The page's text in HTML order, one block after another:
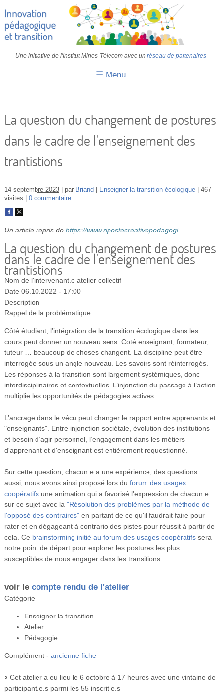
Une initiative de l'Institut Mines-Télécom avec un réseau de partenaires
☰ Menu
Retours d’expériences
Transition
IMT
Vidéos
S’inscrire
Se connecter
La question du changement de postures
dans le cadre de l'enseignement des
trantistions
14 septembre 2023 par Briand Enseigner la transition écologique
467
visites
0 commentaire
Un article repris de https://www.ripostecreativepedagogi...
La question du changement de postures
dans le cadre de l'enseignement des
trantistions
Nom de l'intervenant.e atelier collectif
Date 06.10.2022 - 17:00
Description
Rappel de la problématique
Côté étudiant, l’intégration de la transition écologique dans les
cours peut donner un nouveau sens. Coté enseignant, formateur,
tuteur … beaucoup de choses changent. La discipline peut être
interrogée sous un angle nouveau. Les savoirs sont réinterrogés.
Les réponses à la transition sont largement systémiques, donc
interdisciplinaires et contextuelles. L’injonction du passage à l’action
multiplie les opportunités de pédagogies actives.
L’ancrage dans le vécu peut changer le rapport entre apprenants et
"enseignants". Entre injonction sociétale, évolution des institutions
et besoin d’agir personnel, l’engagement dans les métiers
d'apprenant et d'enseignant est entièrement requestionné.
Sur cette question, chacun.e a une expérience, des questions
aussi, nous avons ainsi proposé lors du forum des usages
coopératifsune animation qui a favorisé l'expression de chacun.e
sur ce sujet avec la "Résolution des problèmes par la méthode de
l'opposé des contraires"en partant de ce qu'il faudrait faire pour
rater et en dégageant à contrario des pistes pour réussit à partir de
cela. Ce brainstorming initié au forum des usages coopératifssera
notre point de départ pour explorer les postures les plus
susceptibles de nous engager dans les transitions.
voir le compte rendu de l'atelier
Catégorie
Enseigner la transition
Atelier
Pédagogie
Complément - ancienne fiche
Cet atelier a eu lieu le 6 octobre à 17 heures avec une vintaine de
participant.e.s parmi les 55 inscrit.e.s